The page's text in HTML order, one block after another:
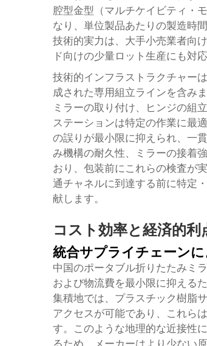
腔型金型（マルチケイビティ・
なり、単位製品あたりの製造時
技術的実力は、大手小売業者向
ド向けの少量ロット生産にも対
技術的インフラストラクチャー
成された専用組立ラインを含み
ミラーの取り付け、ヒンジの組
ステーションは特定の作業に最
の誤りが最小限に抑えられ、一
み機構の耐久性、ミラーの接着
おり、包装前にこれらの検査が
通チャネルに到達する前に特定
献します。
コスト効率と経済的利
統合サプライチェーン
中国のポータブル折りたたみミ
および物流費を最小限に抑える
集積地では、プラスチック樹脂
アクセスが可能であり、これら
す。このような地理的な近接性
るため、メーカーはより少ない